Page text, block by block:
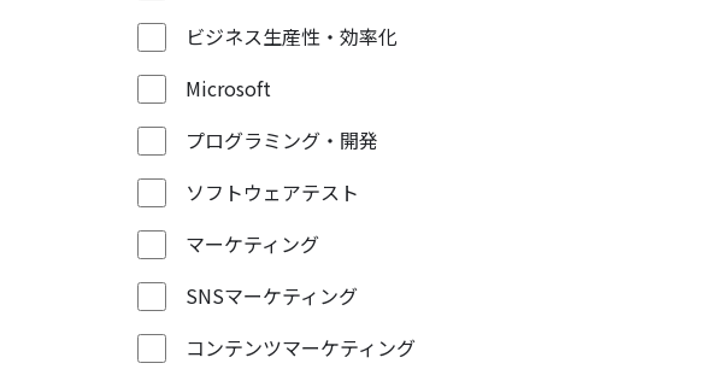
ビジネス生産性・効率化
Microsoft
プログラミング・開発
ソフトウェアテスト
マーケティング
SNSマーケティング
コンテンツマーケティング